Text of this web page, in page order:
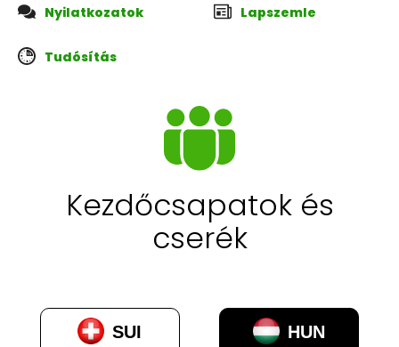
Nyilatkozatok Lapszemle
Tudósítás
Kezdőcsapatok és
cserék
SUI HUN